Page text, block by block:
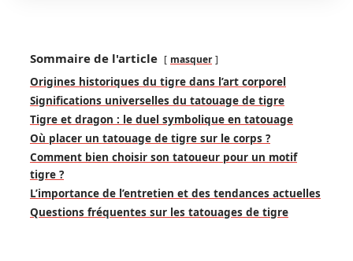
Sommaire de l'article masquer
Origines historiques du tigre dans l’art corporel
Significations universelles du tatouage de tigre
Tigre et dragon : le duel symbolique en tatouage
Où placer un tatouage de tigre sur le corps ?
Comment bien choisir son tatoueur pour un motif
tigre ?
L’importance de l’entretien et des tendances actuelles
Questions fréquentes sur les tatouages de tigre